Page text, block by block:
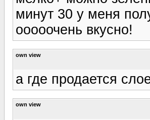
минут 30 у меня
ооооочень вкусно!
own view
а где продается
own view